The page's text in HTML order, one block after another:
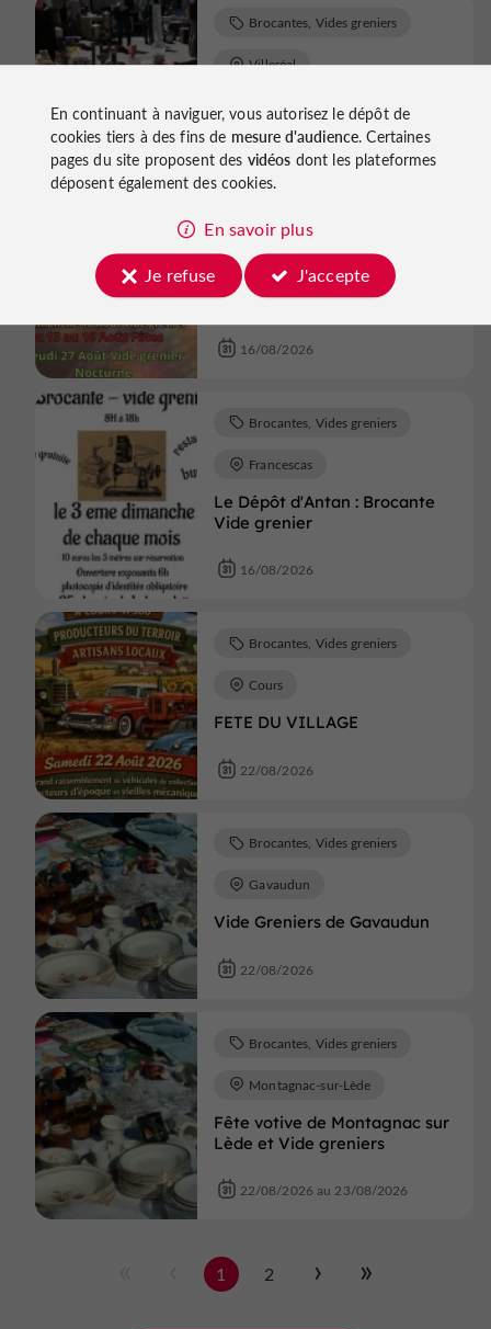
Brocantes, Vides greniers
Villeréal
16/08/2026
Vide grenier
Brocantes, Vides greniers
Lavardac
16/08/2026
Le Dépôt d'Antan : Brocante
Vide grenier
Brocantes, Vides greniers
Francescas
16/08/2026
FETE DU VILLAGE
Brocantes, Vides greniers
Cours
22/08/2026
Vide Greniers de Gavaudun
Brocantes, Vides greniers
Gavaudun
22/08/2026
Fête votive de Montagnac sur
Lède et Vide greniers
Brocantes, Vides greniers
Montagnac-sur-Lède
22/08/2026 au 23/08/2026
1 2
En continuant à naviguer, vous autorisez le dépôt de
cookies tiers à des fins de mesure d'audience. Certaines
pages du site proposent des vidéos dont les plateformes
déposent également des cookies.
En savoir plus
Je refuse
J'accepte